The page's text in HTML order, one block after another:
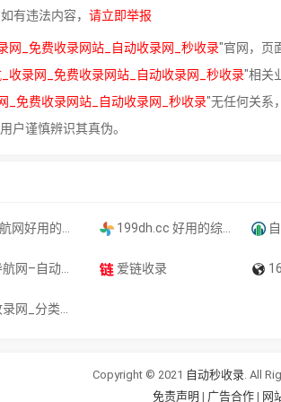
有违法内容， 请立即举报
网_免费收录网站_自动收录网_秒收录"官网，页
收录网_免费收录网站_自动收录网_秒收录"相关
_免费收录网站_自动收录网_秒收录"无任何关系
户谨慎辨识其真伪。
用的综合网址大全 199dh.cc 好用的综合网址大全
收录–最懂你的导航网站 爱链收录 1688
网站目录_网站收录_网址提交_免费收录网站
Copyright © 2021 自动秒收录. All
免责声明 | 广告合作 | 网